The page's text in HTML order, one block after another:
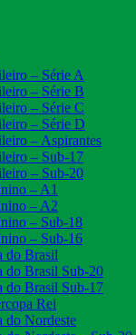
– Série A
– Série B
– Série C
– Série D
– Aspirantes
– Sub-17
– Sub-20
– A1
– A2
– Sub-18
– Sub-16
do Brasil
do Brasil Sub-20
do Brasil Sub-17
Rei
do Nordeste